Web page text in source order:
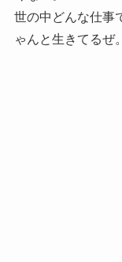
世の中どんな仕事
ゃんと生きてるぜ。